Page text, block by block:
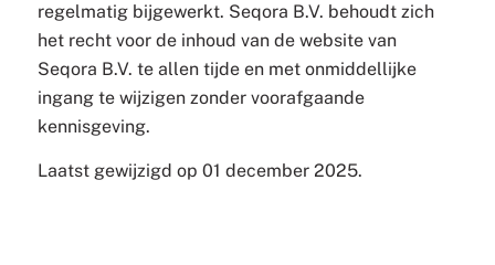
regelmatig bijgewerkt. Seqora B.V. behoudt zich
het recht voor de inhoud van de website van
Seqora B.V. te allen tijde en met onmiddellijke
ingang te wijzigen zonder voorafgaande
kennisgeving.
Laatst gewijzigd op 01 december 2025.